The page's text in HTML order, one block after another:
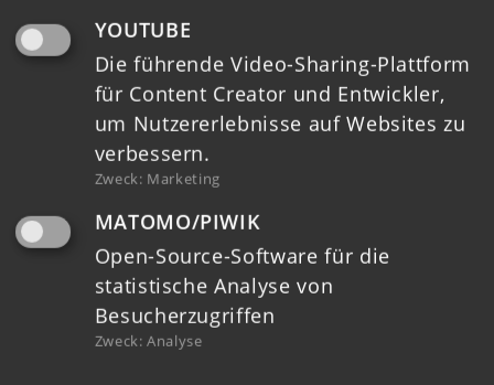
LEADER TRIFFT GEOPARK
Unser Geopark Porphyrland hat in den
letzten Jahren eine beachtliche Entwicklung
gemacht: GeoRanger, Geoportale, Routen,
Netz…
05.01.2026
YOUTUBE
Die führende Video-Sharing-Plattform
für Content Creator und Entwickler,
um Nutzererlebnisse auf Websites zu
verbessern.
Zweck: Marketing
MATOMO/PIWIK
Open-Source-Software für die
statistische Analyse von
Besucherzugriffen
Zweck:Analyse